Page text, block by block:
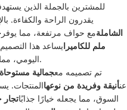
للمشترين بالجملة الذين
يقدرون الراحة والكفاءة.
الشاملةمع حواف مرتفعة، مما يوفر
ملم للكاميرايساعد هذا
اليومي،للموزعين بالجملة.
تم تصميمه معجمالية
عنأنيقة وفريدة من نوعهاالمنتجات.
السوق، مما يجعله خيارًا جذابًاتجار